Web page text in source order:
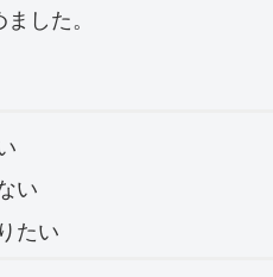
した。
い
たい